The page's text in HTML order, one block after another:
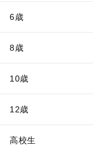
6歳
8歳
10歳
12歳
高校生